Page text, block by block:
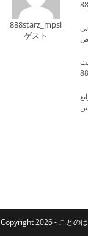
888starz_mpsi
ゲスト
Copyright 2026 - ことのは